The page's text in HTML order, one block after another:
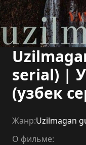
serial) |
(узбек
Жанр:Uzilmagan
О фильме: